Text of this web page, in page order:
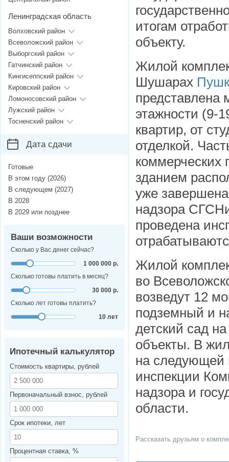
итогам
объекту.
Жилой
Шушарах
представлена
этажности (9-
квартир, от
отделкой.
зданием
уже завершена
надзора
проведена
Жилой
во
возведут 12
подземный и
детский сад
объекты. В
на следующей
инспекции
надзора и
области.
Рассказать друзьям о
Ленинградская область
Волховский район
Всеволожский район
Выборгский район
Гатчинский район
Кингисеппский район
Кировский район
Ломоносовский район
Лужский район
Тосненский район
Дата сдачи
Готовые
В этом году (2026)
В следующем (2027)
В 2028
В 2029 или позднее
Ваши возможности
Сколько у Вас денег сейчас?
1 000 000 р.
Сколько готовы платить в месяц?
30 000 р.
Сколько лет готовы платить?
10 лет
Ипотечный калькулятор
Стоимость квартиры, рублей
Первоначальный взнос, рублей
Срок ипотеки, лет
Процентная ставка, %